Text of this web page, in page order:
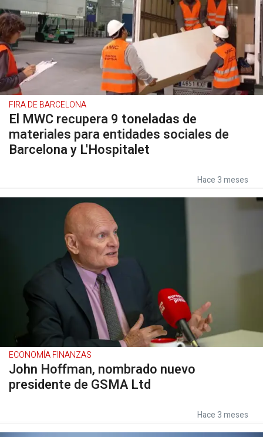
FIRA DE BARCELONA
El MWC recupera 9 toneladas de
materiales para entidades sociales de
Barcelona y L'Hospitalet
Hace 3 meses
ECONOMÍA FINANZAS
John Hoffman, nombrado nuevo
presidente de GSMA Ltd
Hace 3 meses